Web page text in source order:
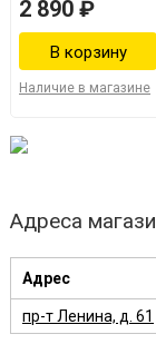
2 890 ₽
Наличие в магазине
Адреса
Адрес
пр-т Ленина, д. 61